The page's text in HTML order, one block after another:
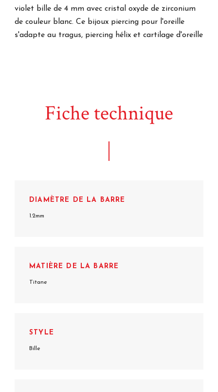
violet bille de 4 mm avec cristal oxyde de zirconium
de couleur blanc. Ce bijoux piercing pour l'oreille
s'adapte au tragus, piercing hélix et cartilage d'oreille
Fiche technique
DIAMÈTRE DE LA BARRE
1.2mm
MATIÈRE DE LA BARRE
Titane
STYLE
Bille